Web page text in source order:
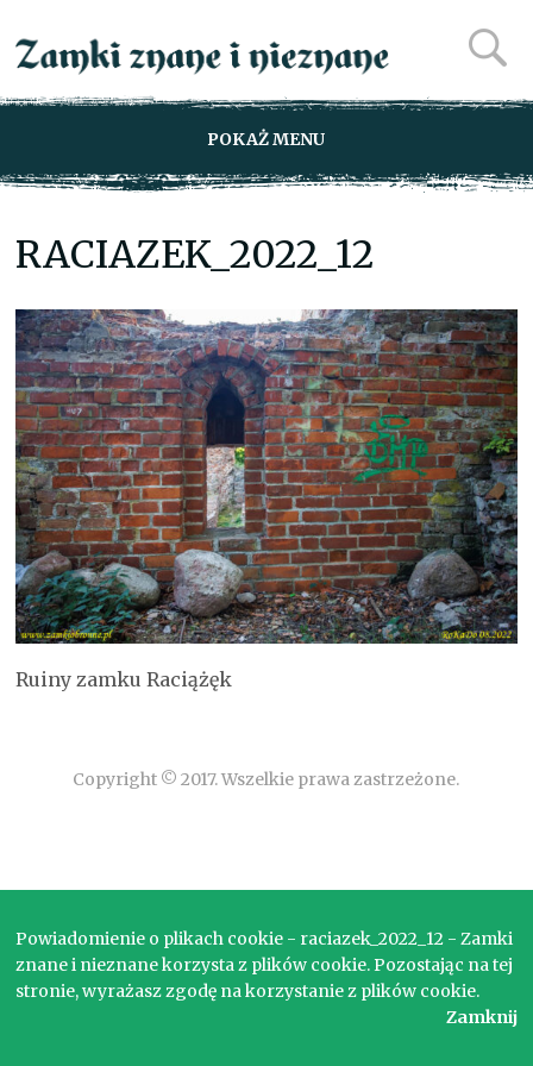
POKAŻ MENU
RACIAZEK_2022_12
Ruiny zamku Raciążęk
Copyright © 2017. Wszelkie prawa zastrzeżone.
Powiadomienie o plikach cookie - raciazek_2022_12 - Zamki
znane i nieznane korzysta z plików cookie. Pozostając na tej
stronie, wyrażasz zgodę na korzystanie z plików cookie.
Zamknij